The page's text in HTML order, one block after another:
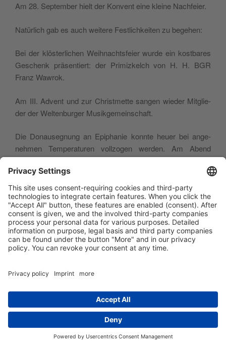
Am 28. Sep­tem­ber hielt der Kon­vent eine klei­ne Nachfeier.
Natür­lich gab es auch wei­te­re Festli­ch­kei­ten zu begehen:
Bei der klö­ster­li­chen Weih­na­ch­tsfeier wur­de ein kost­ba­res
Geschenk prä­sen­tiert: der Pri­mi­z­kelch von H. H. BGR
Franz Wawrok.
Am III. Advent und zur Christ­met­te san­gen wie­der Mit­glie­
der der Welt­en­bur­ger Musikgemeinschaft.
Die Donau­se­gnung an Epi­pha­nie konn­te heuer bei ange­
neh­men Tem­pe­ra­tu­ren voll­zo­gen wer­den. Am Abend
began­nen die Kon­ven­te­xer­zi­tien, in denen P. Prior-Admi­ni­
stra­tor Dr. Seve­rin Sch­nei­der (Sec­kau) über die Psal­men
sprach.
Das Fest der Dar­stel­lung des Herrn wur­de zum zwei­ten
Mal als „Tag des Gott gewei­h­ten Lebens“ began­gen, der die
Gläu­bi­gen beson­ders auf die Bedeu­tung des Orden­sle­bens
für die Kir­che hin­wei­sen soll. An die Ker­zen­se­gnung vor der
zum Amt mit Pre­digt an.
Die Lei­tung der Faschings-Feier lag heuer in den Hän­den
Das Pon­ti­fi­ka­lamt am Palm­sonn­tag zele­brier­te der Mün­ste­
ra­ner Regio­nal-Bischof Dr. Max Georg Frei­herr von Twic­